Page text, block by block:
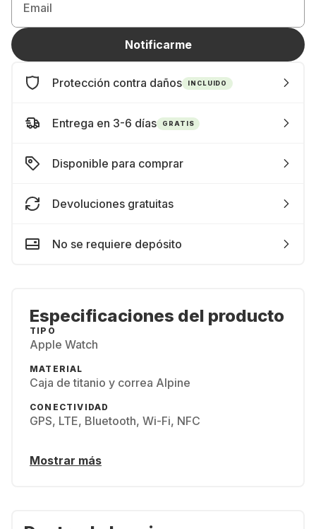
Email
Notificarme
Protección contra daños INCLUIDO
Entrega en 3-6 días GRATIS
Disponible para comprar
Devoluciones gratuitas
No se requiere depósito
Especificaciones del producto
TIPO
Apple Watch
MATERIAL
Caja de titanio y correa Alpine
CONECTIVIDAD
GPS, LTE, Bluetooth, Wi-Fi, NFC
Mostrar más